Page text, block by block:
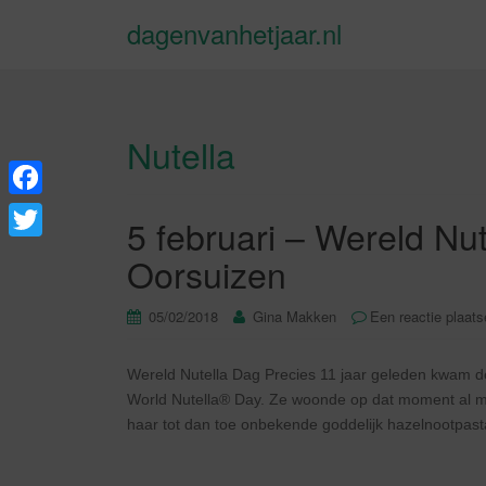
dagenvanhetjaar.nl
Nutella
5 februari – Wereld
Oorsuizen
05/02/2018 Gina Makken Een reactie
Wereld Nutella Dag Precies 11 jaar geleden kwam
World Nutella® Day. Ze woonde op dat moment al
haar tot dan toe onbekende goddelijk
F